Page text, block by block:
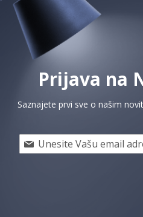
Prijava na
Saznajete prvi sve o našim
Prijavi
se